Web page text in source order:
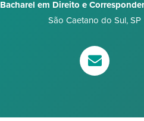
Bacharel em Direito e
São Caetano do Sul, SP